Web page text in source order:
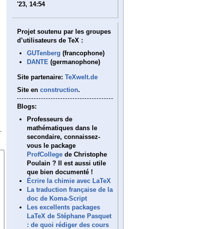
'23, 14:54
Projet soutenu par les groupes
d’utilisateurs de TeX :
GUTenberg (francophone)
DANTE (germanophone)
Site partenaire: TeXwelt.de
Site en construction.
Blogs:
Professeurs de
mathématiques dans le
secondaire, connaissez-
vous le package
ProfCollege de Christophe
Poulain ? Il est aussi utile
que bien documenté !
Écrire la chimie avec LaTeX
La traduction française de la
doc de Koma-Script
Les excellents packages
LaTeX de Stéphane Pasquet
: de quoi rédiger des cours